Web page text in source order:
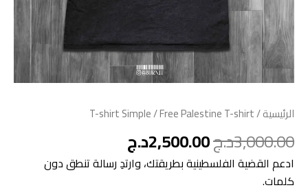
الرئيسية/
T-shirt Simple/ Free Palestine T-shirt
3,000.00د.ج2,500.00د.ج
ادعم القضية الفلسطينية بطريقتك، وارتدِ رسالة تنطق دون
كلمات.